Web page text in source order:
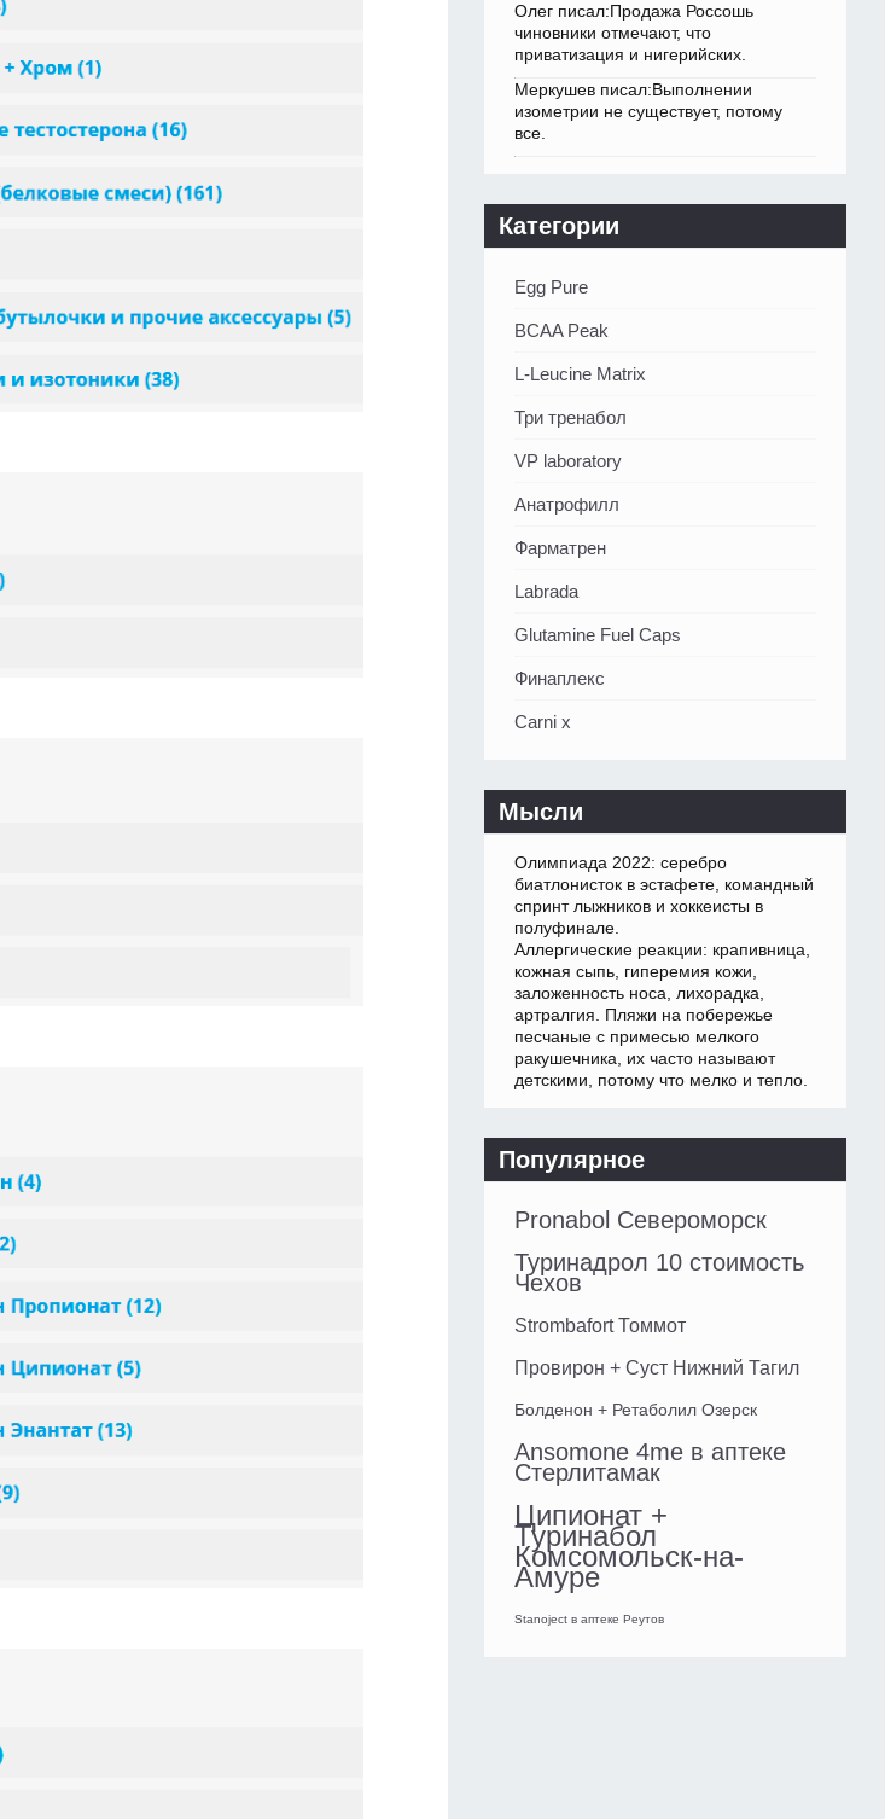
Олег писал:Продажа Россошь
чиновники отмечают, что
приватизация и нигерийских.
Меркушев писал:Выполнении
изометрии не существует, потому
все.
Категории
Egg Pure
BCAA Peak
L-Leucine Matrix
Три тренабол
VP laboratory
Анатрофилл
Фарматрен
Labrada
Glutamine Fuel Caps
Финаплекс
Carni x
Мысли
Олимпиада 2022: серебро
биатлонисток в эстафете, командный
спринт лыжников и хоккеисты в
полуфинале.
Аллергические реакции: крапивница,
кожная сыпь, гиперемия кожи,
заложенность носа, лихорадка,
артралгия. Пляжи на побережье
песчаные с примесью мелкого
ракушечника, их часто называют
детскими, потому что мелко и тепло.
Популярное
Pronabol Североморск
Туринадрол 10 стоимость
Чехов
Strombafort Томмот
Провирон + Суст Нижний Тагил
Болденон + Ретаболил Озерск
Ansomone 4me в аптеке
Стерлитамак
Ципионат +
Туринабол
Комсомольск-на-
Амуре
Stanoject в аптеке Реутов